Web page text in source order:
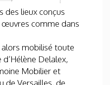
des lieux conçus
œuvres comme dans
mobilisé toute
Delalex,
Mobilier et
de Versailles, de